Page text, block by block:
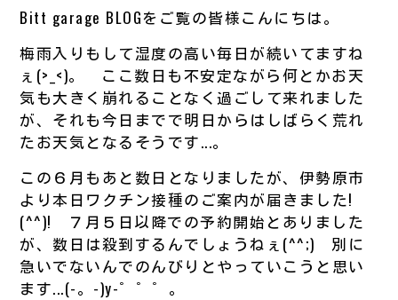
Bitt garage BLOGをご覧の皆様こんにちは。
梅雨入りもして湿度の高い毎日が続いてますね
ぇ(>_<)。 ここ数日も不安定ながら何とかお天
気も大きく崩れることなく過ごして来れました
が、それも今日までで明日からはしばらく荒れ
たお天気となるそうです...。
この６月もあと数日となりましたが、伊勢原市
より本日ワクチン接種のご案内が届きました!
(^^)! ７月５日以降での予約開始とありました
が、数日は殺到するんでしょうねぇ(^^;) 別に
急いでないんでのんびりとやっていこうと思い
ます...(-。-)y-゜゜゜。